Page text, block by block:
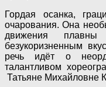
Гордая осанка,
очарования. Она
движения
безукоризненным
речь идёт о
талантливом
Татьяне Михайловне